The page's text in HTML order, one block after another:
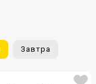
Завтра